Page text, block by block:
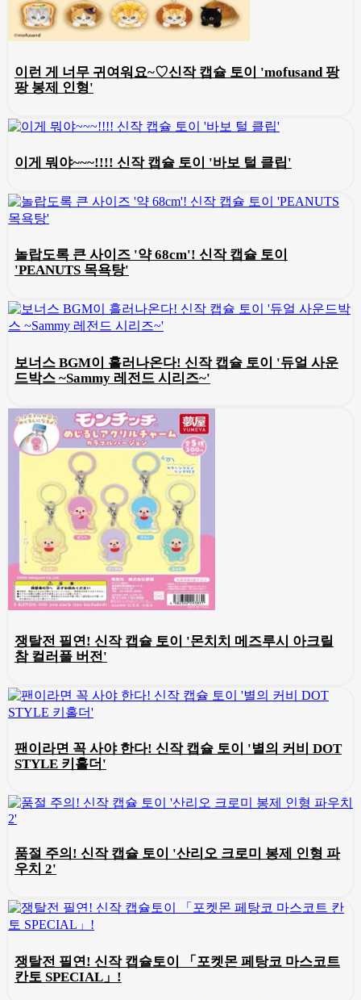
이런 게 너무 귀여워요~♡신작 캡슐 토이 'mofusand 팡
팡 봉제 인형'
이게 뭐야~~~!!!! 신작 캡슐 토이 '바보 털 클립'
놀랍도록 큰 사이즈 '약 68cm'! 신작 캡슐 토이
'PEANUTS 목욕탕'
보너스 BGM이 흘러나온다! 신작 캡슐 토이 '듀얼 사운
드박스 ~Sammy 레전드 시리즈~'
쟁탈전 필연! 신작 캡슐 토이 '몬치치 메즈루시 아크릴
참 컬러풀 버전'
팬이라면 꼭 사야 한다! 신작 캡슐 토이 '별의 커비 DOT
STYLE 키홀더'
품절 주의! 신작 캡슐 토이 '산리오 크로미 봉제 인형 파
우치 2'
쟁탈전 필연! 신작 캡슐토이 「포켓몬 페탕코 마스코트
칸토 SPECIAL」!